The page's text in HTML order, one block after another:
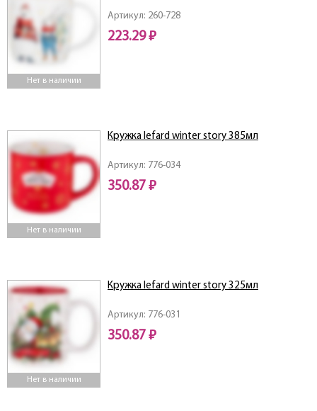
Нет в наличии
Артикул: 260-728
223.29 ₽
Нет в наличии
Артикул: 776-034
Кружка lefard winter story 385мл
350.87 ₽
Нет в наличии
Артикул: 776-031
Кружка lefard winter story 325мл
350.87 ₽